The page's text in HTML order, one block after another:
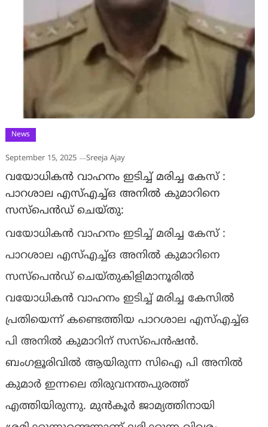
News
September 15, 2025 Sreeja Ajay
വയോധികൻ വാഹനം ഇടിച്ച് മരിച്ച കേസ് :
പാറശാല എസ്എച്ച്ഒ അനിൽ കുമാറിനെ
സസ്പെൻഡ് ചെയ്തു:
വയോധികൻ വാഹനം ഇടിച്ച് മരിച്ച കേസ് :
പാറശാല എസ്എച്ച്ഒ അനിൽ കുമാറിനെ
സസ്പെൻഡ് ചെയ്തുകിളിമാനൂരിൽ
വയോധികൻ വാഹനം ഇടിച്ച് മരിച്ച കേസില്‍
പ്രതിയെന്ന് കണ്ടെത്തിയ പാറശാല എസ്എച്ച്ഒ
പി അനിൽ കുമാറിന് സസ്പെൻഷൻ.
ബംഗളൂരിവിൽ ആയിരുന്ന സിഐ പി അനിൽ
കുമാർ ഇന്നലെ തിരുവനന്തപുരത്ത്
എത്തിയിരുന്നു. മുൻകൂർ ജാമ്യത്തിനായി